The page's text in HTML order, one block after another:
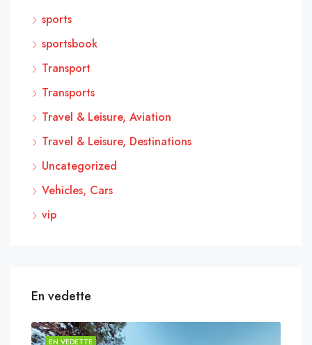
sports
sportsbook
Transport
Transports
Travel & Leisure, Aviation
Travel & Leisure, Destinations
Uncategorized
Vehicles, Cars
vip
En vedette
EN VEDETTE